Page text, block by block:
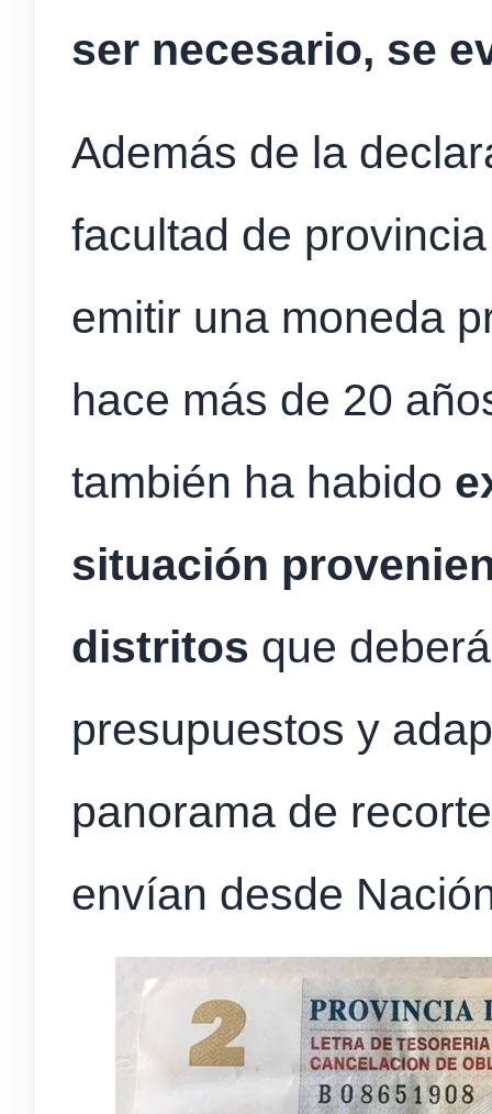
ser necesario, se
Además de la
facultad de
emitir una moneda
hace más de 20
también ha habido
situación
distritos que
presupuestos y
panorama de
envían desde